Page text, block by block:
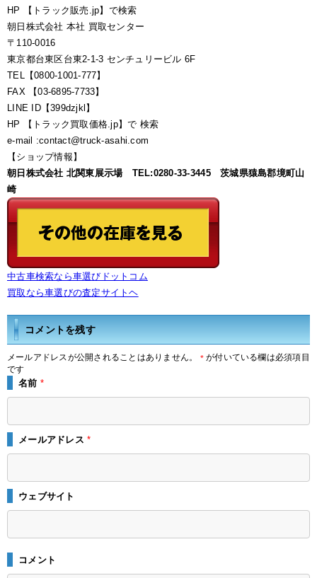
HP 【トラック販売.jp】で検索
朝日株式会社 本社 買取センター
〒110-0016
東京都台東区台東2-1-3 センチュリービル 6F
TEL【0800-1001-777】
FAX 【03-6895-7733】
LINE ID【399dzjkl】
HP 【トラック買取価格.jp】で 検索
e-mail :contact@truck-asahi.com
【ショップ情報】
朝日株式会社 北関東展示場 TEL:0280-33-3445 茨城県猿島郡境町山
崎
中古車検索なら車選びドットコム
買取なら車選びの査定サイトヘ
コメントを残す
メールアドレスが公開されることはありません。 *が付いている欄は必須項目
です
名前 *
メールアドレス*
ウェブサイト
コメント